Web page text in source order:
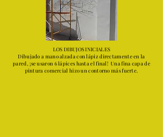
LOS DIBUJOS INICIALES
Dibujado a mano alzada con lápiz directamente en la
pared, ¡se usaron 6 lápices hasta el final! Una fina capa de
pintura comercial hizo un contorno más fuerte.